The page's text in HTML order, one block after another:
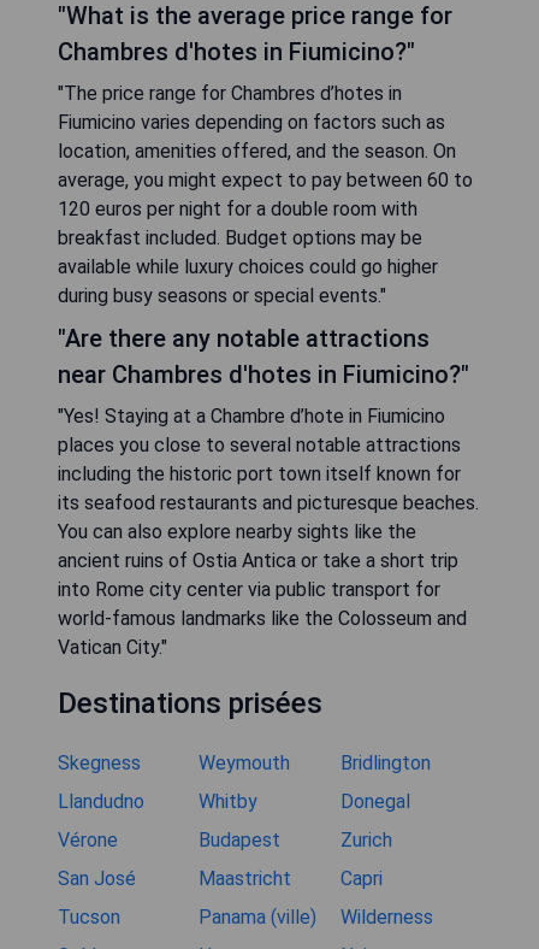
"What is the average price range for
Chambres d'hotes in Fiumicino?"
"The price range for Chambres d’hotes in
Fiumicino varies depending on factors such as
location, amenities offered, and the season. On
average, you might expect to pay between 60 to
120 euros per night for a double room with
breakfast included. Budget options may be
available while luxury choices could go higher
during busy seasons or special events."
"Are there any notable attractions
near Chambres d'hotes in Fiumicino?"
"Yes! Staying at a Chambre d’hote in Fiumicino
places you close to several notable attractions
including the historic port town itself known for
its seafood restaurants and picturesque beaches.
You can also explore nearby sights like the
ancient ruins of Ostia Antica or take a short trip
into Rome city center via public transport for
world-famous landmarks like the Colosseum and
Vatican City."
Destinations prisées
Skegness Weymouth
Bridlington
Llandudno
Whitby
Donegal
Vérone
Budapest
Zurich
San José
Maastricht
Capri
Tucson
Panama (ville)
Wilderness